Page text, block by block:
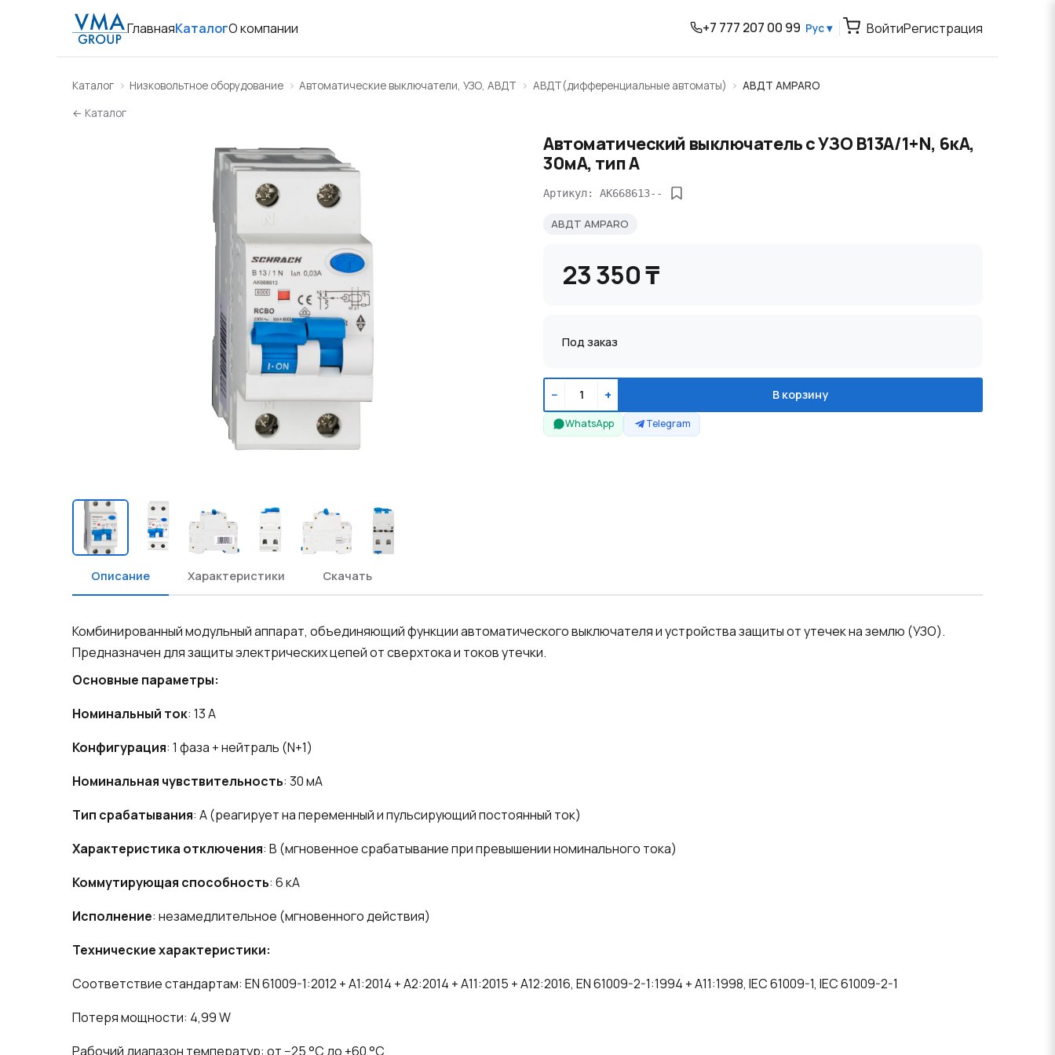
ГлавнаяКаталогО компании +7 777 207 00 99 Рус ▾ ВойтиРегистрация
Каталог Низковольтное оборудование Автоматические выключатели, УЗО, АВДТ АВДТ(дифференциальные автоматы)
АВДТ AMPARO
← Каталог
Автоматический выключатель с УЗО B13А/1+N, 6кА,
30мА, тип А
Артикул: AK668613--
АВДТ AMPARO
23 350 ₸
Под заказ
− + В корзину
WhatsApp Telegram
Описание Характеристики Скачать
Комбинированный модульный аппарат, объединяющий функции автоматического выключателя и устройства защиты от утечек на землю (УЗО).
Предназначен для защиты электрических цепей от сверхтока и токов утечки.
Основные параметры:
Номинальный ток: 13 А
Конфигурация: 1 фаза + нейтраль (N+1)
Номинальная чувствительность: 30 мА
Тип срабатывания: A (реагирует на переменный и пульсирующий постоянный ток)
Характеристика отключения: B (мгновенное срабатывание при превышении номинального тока)
Коммутирующая способность: 6 кА
Исполнение: незамедлительное (мгновенного действия)
Технические характеристики:
Соответствие стандартам: EN 61009-1:2012 + A1:2014 + A2:2014 + A11:2015 + A12:2016, EN 61009-2-1:1994 + A11:1998, IEC 61009-1, IEC 61009-2-1
Потеря мощности: 4,99 W
Рабочий диапазон температур: от −25 °C до +60 °C